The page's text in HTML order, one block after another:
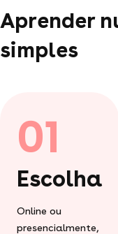
Aprender
simples
01
Escolha
Online ou
presencialmente,